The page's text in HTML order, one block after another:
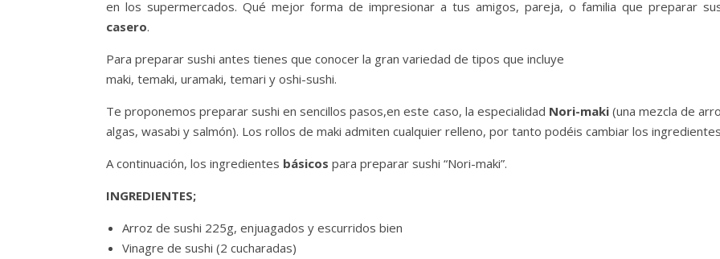
en los supermercados. Qué mejor forma de impresionar a tus amigos, pareja, o familia que preparar
casero.
Para preparar sushi antes tienes que conocer la gran variedad de tipos que incluye
maki, temaki, uramaki, temari y oshi-sushi.
Te proponemos preparar sushi en sencillos pasos,en este caso, la especialidad Nori-maki(una mezcla de
algas, wasabi y salmón). Los rollos de maki admiten cualquier relleno, por tanto podéis cambiar los
A continuación, los ingredientes básicos para preparar sushi “Nori-maki”.
INGREDIENTES;
Arroz de sushi 225g, enjuagados y escurridos bien
Vinagre de sushi (2 cucharadas)